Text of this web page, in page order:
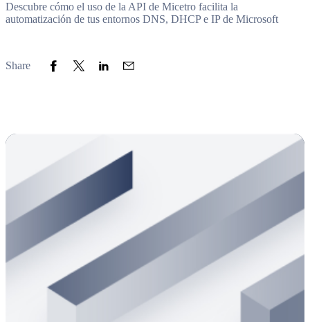
Descubre cómo el uso de la API de Micetro facilita la
automatización de tus entornos DNS, DHCP e IP de Microsoft
Share Share to Facebook
Share to Twitter
Share to LinkedIn
Share to Email